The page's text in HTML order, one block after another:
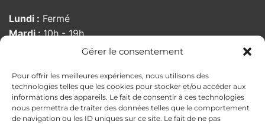
Gérer le consentement
Pour offrir les meilleures expériences, nous utilisons des
technologies telles que les cookies pour stocker et/ou accéder aux
informations des appareils. Le fait de consentir à ces technologies
nous permettra de traiter des données telles que le comportement
de navigation ou les ID uniques sur ce site. Le fait de ne pas
Lundi : Fermé
Mardi :10h - 19h
10h - 19h
Vendredi :10:00 - 19h
Samedi :10h - 19h
Dimanche :Fermé